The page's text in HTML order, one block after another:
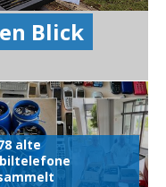
Blick
alte